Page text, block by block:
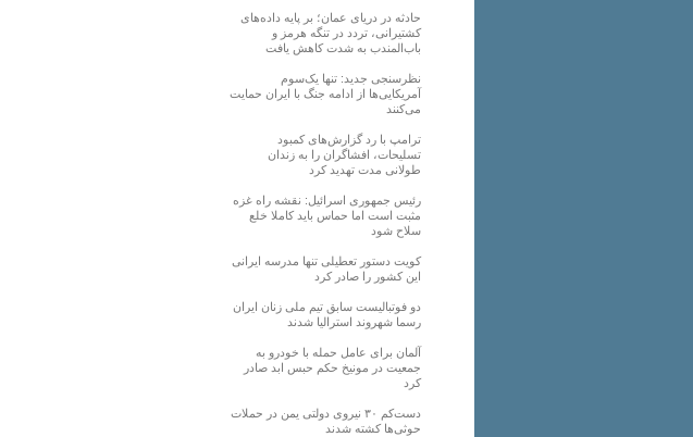
حادثه در دریای عمان؛ بر پایه داده‌های
کشتیرانی، تردد در تنگه هرمز و
باب‌المندب به شدت کاهش یافت
نظرسنجی جدید: تنها یک‌سوم
آمریکایی‌ها از ادامه جنگ با ایران حمایت
می‌کنند
ترامپ با رد گزارش‌های کمبود
تسلیحات، افشاگران را به زندان
طولانی مدت تهدید کرد
رئیس‌ جمهوری اسرائیل: نقشه راه غزه
مثبت است اما حماس باید کاملا خلع
سلاح شود
کویت دستور تعطیلی تنها مدرسه ایرانی
این کشور را صادر کرد
دو فوتبالیست سابق تیم ملی زنان ایران
رسما شهروند استرالیا شدند
آلمان برای عامل حمله با خودرو به
جمعیت در مونیخ حکم حبس ابد صادر
کرد
دست‌کم ۳۰ نیروی دولتی یمن در حملات
حوثی‌ها کشته شدند